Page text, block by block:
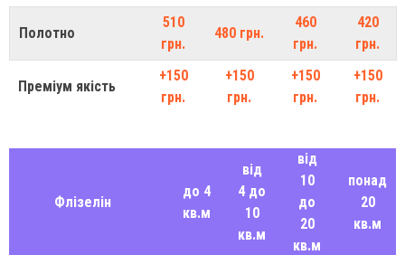
Полотно
510
грн.
480 грн.
460
грн.
420
грн.
Преміум якість
+150
грн.
+150
грн.
+150
грн.
+150
грн.
Флізелін
до 4
кв.м
від
4 до
10
кв.м
від
10
до
20
кв.м
понад
20
кв.м